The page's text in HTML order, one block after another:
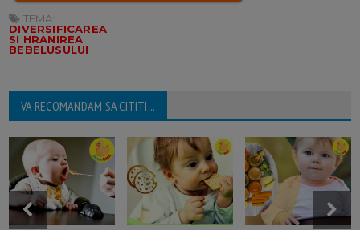
TEMA:
DIVERSIFICAREA
SI HRANIREA
BEBELUSULUI
VA RECOMANDAM SA CITITI...